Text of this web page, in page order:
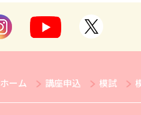
ホーム 講座申込 模試